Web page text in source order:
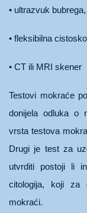
• ultrazvuk
• fleksibilna
• CT ili MRI skener
Testovi mokraće
donijela odluka o
vrsta testova
Drugi je test za
utvrditi postoji li
citologija, koji za
mokraći.